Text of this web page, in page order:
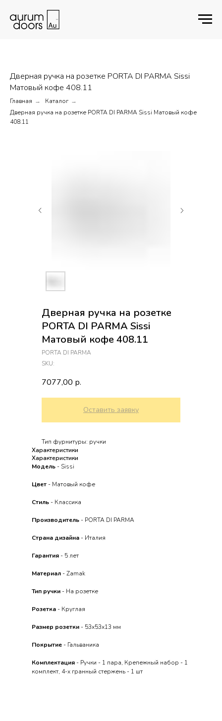
Дверная ручка на розетке PORTA DI PARMA Sissi
Матовый кофе 408.11
Главная → Каталог →
Дверная ручка на розетке PORTA DI PARMA Sissi Матовый кофе
408.11
Дверная ручка на розетке
PORTA DI PARMA Sissi
Матовый кофе 408.11
PORTA DI PARMA
SKU:
7077,00 р.
Оставить заявку
Тип фурнитуры: ручки
Характеристики
Характеристики
Модель - Sissi
Цвет - Матовый кофе
Стиль - Классика
Производитель - PORTA DI PARMA
Страна дизайна - Италия
Гарантия - 5 лет
Материал - Zamak
Тип ручки - На розетке
Розетка - Круглая
Размер розетки - 53x53x13 мм
Покрытие - Гальваника
Комплектация - Ручки - 1 пара, Крепежный набор - 1
комплект, 4-х гранный стержень - 1 шт